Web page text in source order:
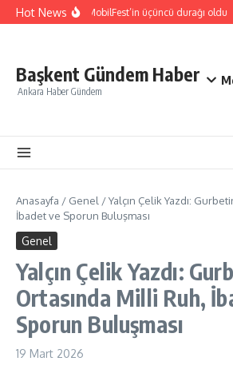
İçeriğe atla
Hot News
Bursa İznik ‘MobilFest’in üçüncü durağı oldu
Başkent Gündem Haber
Ankara Haber Gündem
Anasayfa / Genel /Yalçın Çelik Yazdı:
İbadet ve Sporun Buluşması
Genel
Yalçın Çelik Yazdı:
Ortasında Milli Ruh,
Sporun Buluşması
19 Mart 2026